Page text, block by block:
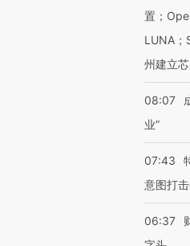
置；
LUNA；
州建立
08:07
业”
07:43
意图打
06:37